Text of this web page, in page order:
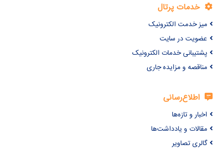
خدمات پرتال
میز خدمت الکترونیک
عضویت در سایت
پشتیبانی خدمات الکترونیک
مناقصه و مزایده جاری
اطلاع‌رسانی
اخبار و تازه‌ها
مقالات و یادداشت‌ها
گالری تصاویر